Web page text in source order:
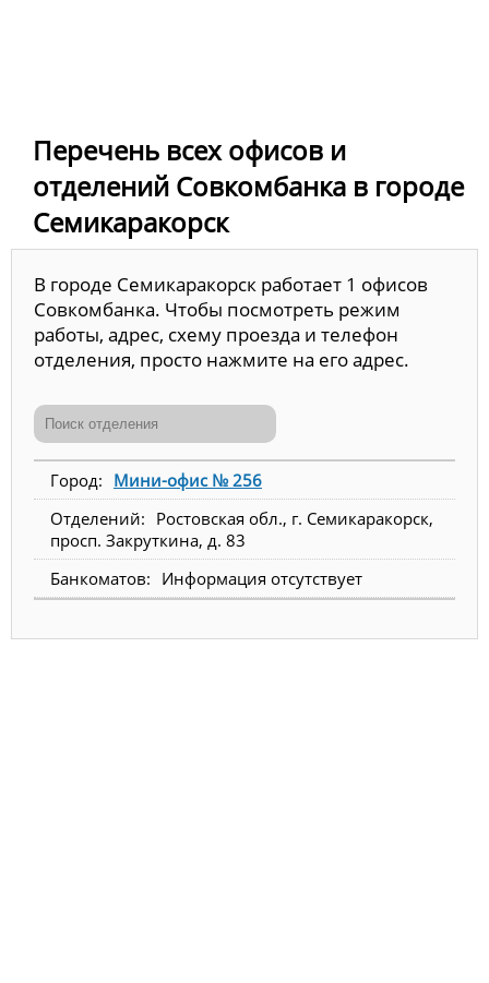
Перечень всех офисов и
отделений Совкомбанка в городе
Семикаракорск
В городе Семикаракорск работает 1 офисов
Совкомбанка. Чтобы посмотреть режим
работы, адрес, схему проезда и телефон
отделения, просто нажмите на его адрес.
Мини-офис № 256
Ростовская обл., г. Семикаракорск,
просп. Закруткина, д. 83
Информация отсутствует